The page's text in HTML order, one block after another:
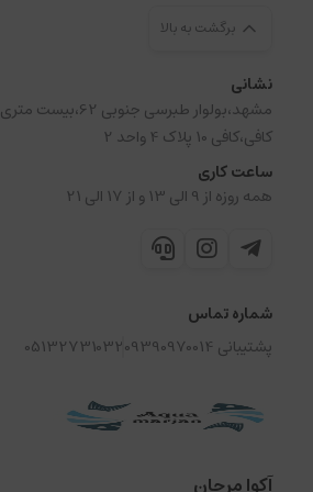
برگشت به بالا
نشانی
مشهد،بولوار طبرسی جنوبی 62،بیست متری
کافی،کافی 10 پلاک 4 واحد 2
ساعت کاری
همه روزه از 9 الی 13 و از 17 الی 21
شماره تماس
پشتیبانی 09390970014
05132731032
آکوا مرجان